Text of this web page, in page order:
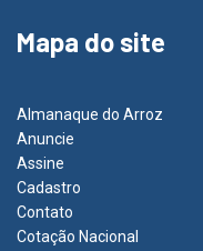
Mapa do site
Almanaque do Arroz
Anuncie
Assine
Cadastro
Contato
Cotação Nacional